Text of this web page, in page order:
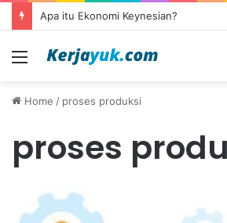
Apa itu Ekonomi Keynesian?
Menu
Home / proses produksi
proses